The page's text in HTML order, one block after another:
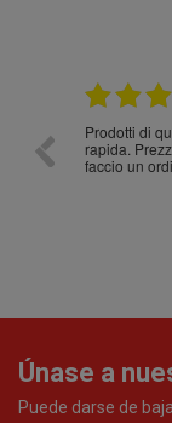
Prodotti di
rapida.
faccio un
Únase a
Puede darse de